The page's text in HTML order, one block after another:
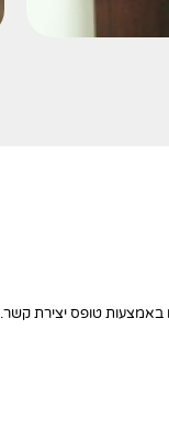
באמצעות טופס יצירת קשר.